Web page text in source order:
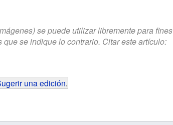
se puede utilizar libremente para fines
se indique lo contrario. Citar este artículo:
una edición.